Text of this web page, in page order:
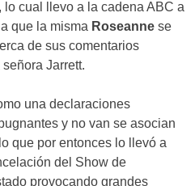
cual llevo a la cadena ABC a
que la misma Roseanne se
de sus comentarios
Jarrett.
una declaraciones
y no van se asocian
que por entonces lo llevó a
del Show de
provocando grandes